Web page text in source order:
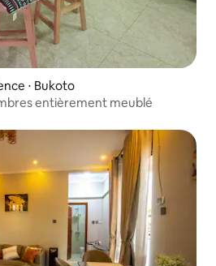
⋅ Bukoto
entièrement meublé